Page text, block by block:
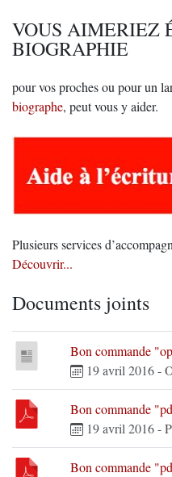
VOUS AIMERIEZ
BIOGRAPHIE
pour vos proches ou pour un
biographe, peut vous y aider.
Plusieurs services
Découvrir...
Documents joints
Bon commande
19 avril 2016-
Bon commande
19 avril 2016-
Bon commande